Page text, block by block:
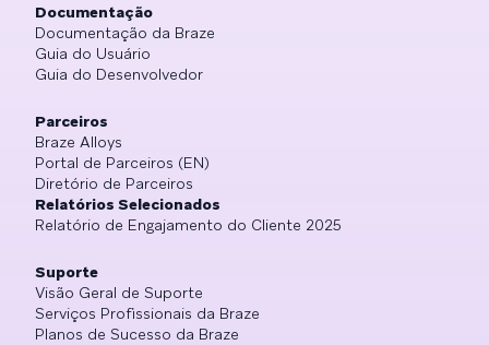
Documentação
Documentação da Braze
Guia do Usuário
Guia do Desenvolvedor
Parceiros
Braze Alloys
Portal de Parceiros (EN)
Diretório de Parceiros
Relatórios Selecionados
Relatório de Engajamento do Cliente 2025
Suporte
Visão Geral de Suporte
Serviços Profissionais da Braze
Planos de Sucesso da Braze